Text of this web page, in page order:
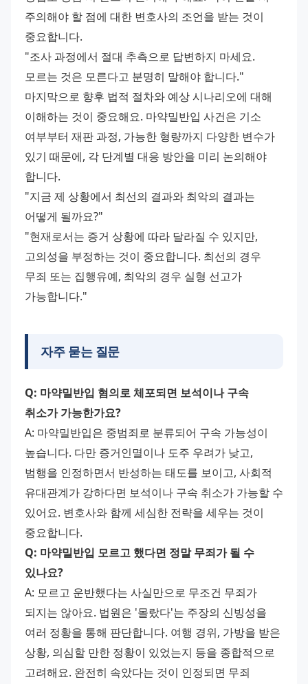
주의해야 할 점에 대한 변호사의 조언을 받는 것이
중요합니다.
"조사 과정에서 절대 추측으로 답변하지 마세요.
모르는 것은 모른다고 분명히 말해야 합니다."
마지막으로 향후 법적 절차와 예상 시나리오에 대해
이해하는 것이 중요해요. 마약밀반입 사건은 기소
여부부터 재판 과정, 가능한 형량까지 다양한 변수가
있기 때문에, 각 단계별 대응 방안을 미리 논의해야
합니다.
"지금 제 상황에서 최선의 결과와 최악의 결과는
어떻게 될까요?"
"현재로서는 증거 상황에 따라 달라질 수 있지만,
고의성을 부정하는 것이 중요합니다. 최선의 경우
무죄 또는 집행유예, 최악의 경우 실형 선고가
가능합니다."
자주 묻는 질문
Q: 마약밀반입 혐의로 체포되면 보석이나 구속
취소가 가능한가요?
A: 마약밀반입은 중범죄로 분류되어 구속 가능성이
높습니다. 다만 증거인멸이나 도주 우려가 낮고,
범행을 인정하면서 반성하는 태도를 보이고, 사회적
유대관계가 강하다면 보석이나 구속 취소가 가능할 수
있어요. 변호사와 함께 세심한 전략을 세우는 것이
중요합니다.
Q: 마약밀반입 모르고 했다면 정말 무죄가 될 수
있나요?
A: 모르고 운반했다는 사실만으로 무조건 무죄가
되지는 않아요. 법원은 '몰랐다'는 주장의 신빙성을
여러 정황을 통해 판단합니다. 여행 경위, 가방을 받은
상황, 의심할 만한 정황이 있었는지 등을 종합적으로
고려해요. 완전히 속았다는 것이 인정되면 무죄